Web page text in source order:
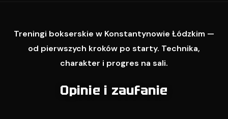
Treningi bokserskie w Konstantynowie Łódzkim —
od pierwszych kroków po starty. Technika,
charakter i progres na sali.
Opinie i zaufanie